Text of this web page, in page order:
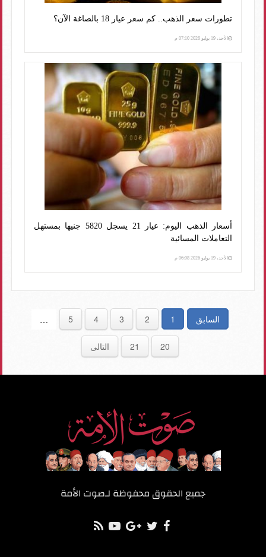
تطورات سعر الذهب.. كم سعر عيار 18 بالصاغة الآن؟
الأحد، 19 يوليو 2026 07:10 م
أسعار الذهب اليوم: عيار 21 يسجل 5820 جنيها بمستهل
التعاملات المسائية
الأحد، 19 يوليو 2026 06:08 م
السابق 1
2
3
4
5
…
20
21 التالى
جميع الحقوق محفوظة لـصوت الأمة